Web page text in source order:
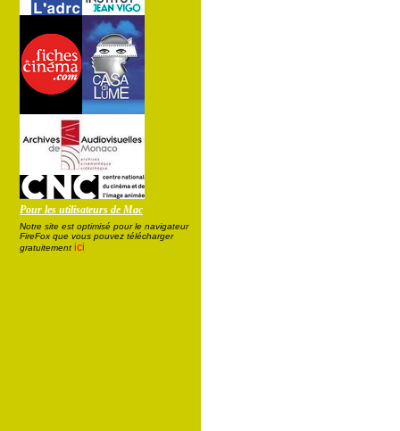
Pour les utilisateurs de Mac
Notre site est optimisé pour le navigateur
FireFox que vous pouvez télécharger
gratuitement ici